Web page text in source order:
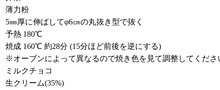
薄力粉
5㎜厚に伸ばしてφ6㎝の丸抜き型で抜く
予熱 180℃
焼成 160℃ 約28分 (15分ほど前後を逆にする)
※オーブンによって異なるので焼き色を見て調整してくださ
ミルクチョコ
生クリーム(35%)